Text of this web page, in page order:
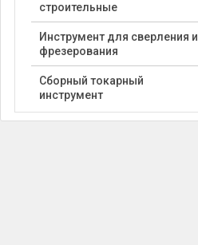
строительные
Инструмент для сверления и
фрезерования
Сборный токарный
инструмент